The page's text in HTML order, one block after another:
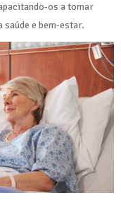
os a tomar
e bem-estar.